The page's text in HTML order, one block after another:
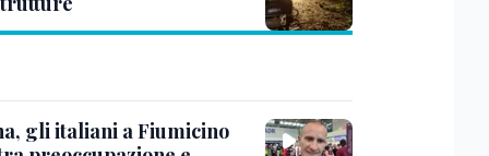
gli italiani a Fiumicino